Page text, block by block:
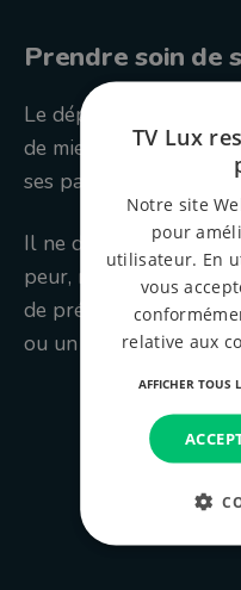
Prendre soin de
Le dépistage est une
de mieux connaître
ses partenaires.
Il ne devrait pas être
peur, mais considéré
de prévention, au
ou un examen de
TV Lux
Notre site
pour
utilisateur. En
vous
relative aux
AFFICHER TOUS